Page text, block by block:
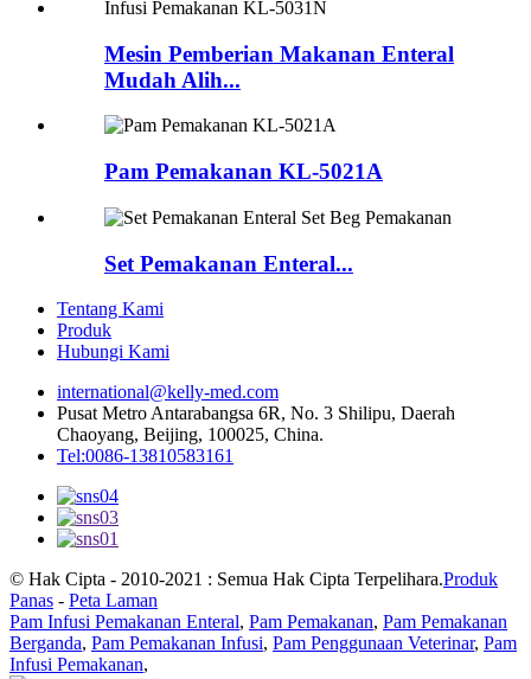
Mesin Pemberian Makanan Enteral
Mudah Alih...
Pam Pemakanan KL-5021A
Set Pemakanan Enteral...
Tentang Kami
Produk
Hubungi Kami
international@kelly-med.com
Pusat Metro Antarabangsa 6R, No. 3 Shilipu, Daerah
Chaoyang, Beijing, 100025, China.
Tel:0086-13810583161
© Hak Cipta - 2010-2021 : Semua Hak Cipta Terpelihara.Produk
Panas - Peta Laman
Pam Infusi Pemakanan Enteral, Pam Pemakanan, Pam Pemakanan
Berganda, Pam Pemakanan Infusi, Pam Penggunaan Veterinar, Pam
Infusi Pemakanan,